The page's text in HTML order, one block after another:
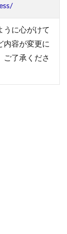
うに心がけて
内容が変更に
ご了承くださ